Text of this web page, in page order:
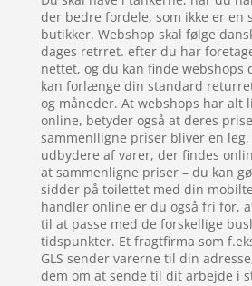
der bedre fordele, som ikke er en
butikker. Webshop skal følge
dages retrret. efter du har
nettet, og du kan finde webshops
kan forlænge din standard
og måneder. At webshops har alt
online, betyder også at deres
sammenlligne priser bliver en
udbydere af varer, der findes
at sammenligne priser – du kan
sidder på toilettet med din
handler online er du også fri for,
til at passe med de forskellige
tidspunkter. Et fragtfirma som
GLS sender varerne til din
dem om at sende til dit arbejde i